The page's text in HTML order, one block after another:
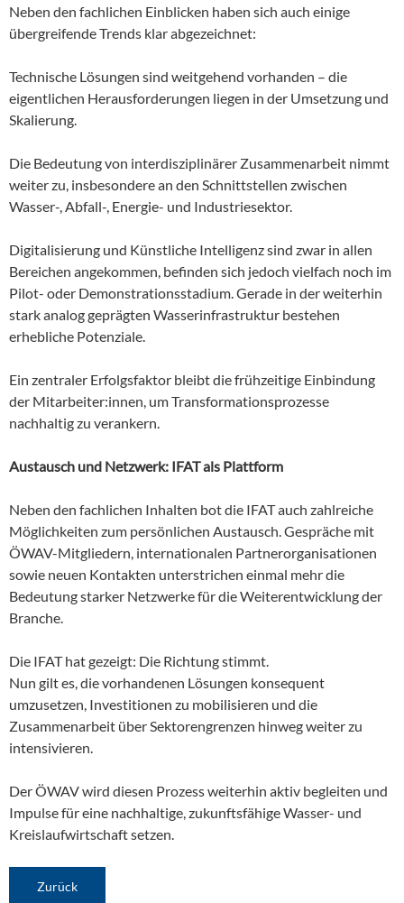
Neben den fachlichen Einblicken haben sich auch einige
übergreifende Trends klar abgezeichnet:
Technische Lösungen sind weitgehend vorhanden – die
eigentlichen Herausforderungen liegen in der Umsetzung und
Skalierung.
Die Bedeutung von interdisziplinärer Zusammenarbeit nimmt
weiter zu, insbesondere an den Schnittstellen zwischen
Wasser-, Abfall-, Energie- und Industriesektor.
Digitalisierung und Künstliche Intelligenz sind zwar in allen
Bereichen angekommen, befinden sich jedoch vielfach noch im
Pilot- oder Demonstrationsstadium. Gerade in der weiterhin
stark analog geprägten Wasserinfrastruktur bestehen
erhebliche Potenziale.
Ein zentraler Erfolgsfaktor bleibt die frühzeitige Einbindung
der Mitarbeiter:innen, um Transformationsprozesse
nachhaltig zu verankern.
Austausch und Netzwerk: IFAT als Plattform
Neben den fachlichen Inhalten bot die IFAT auch zahlreiche
Möglichkeiten zum persönlichen Austausch. Gespräche mit
ÖWAV-Mitgliedern, internationalen Partnerorganisationen
sowie neuen Kontakten unterstrichen einmal mehr die
Bedeutung starker Netzwerke für die Weiterentwicklung der
Branche.
Die IFAT hat gezeigt: Die Richtung stimmt.
Nun gilt es, die vorhandenen Lösungen konsequent
umzusetzen, Investitionen zu mobilisieren und die
Zusammenarbeit über Sektorengrenzen hinweg weiter zu
intensivieren.
Der ÖWAV wird diesen Prozess weiterhin aktiv begleiten und
Impulse für eine nachhaltige, zukunftsfähige Wasser- und
Kreislaufwirtschaft setzen.
Zurück